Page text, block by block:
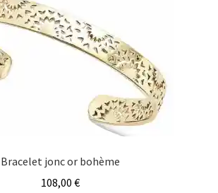
Bracelet jonc or bohème
108,00 €